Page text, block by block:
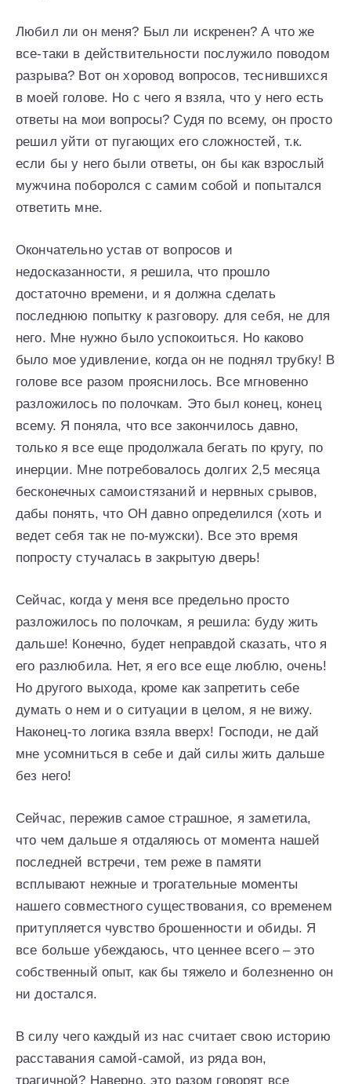
Любил ли он меня? Был ли искренен? А что же
все-таки в действительности послужило поводом
разрыва? Вот он хоровод вопросов, теснившихся
в моей голове. Но с чего я взяла, что у него есть
ответы на мои вопросы? Судя по всему, он просто
решил уйти от пугающих его сложностей, т.к.
если бы у него были ответы, он бы как взрослый
мужчина поборолся с самим собой и попытался
ответить мне.
Окончательно устав от вопросов и
недосказанности, я решила, что прошло
достаточно времени, и я должна сделать
последнюю попытку к разговору. для себя, не для
него. Мне нужно было успокоиться. Но каково
было мое удивление, когда он не поднял трубку! В
голове все разом прояснилось. Все мгновенно
разложилось по полочкам. Это был конец, конец
всему. Я поняла, что все закончилось давно,
только я все еще продолжала бегать по кругу, по
инерции. Мне потребовалось долгих 2,5 месяца
бесконечных самоистязаний и нервных срывов,
дабы понять, что ОН давно определился (хоть и
ведет себя так не по-мужски). Все это время
попросту стучалась в закрытую дверь!
Сейчас, когда у меня все предельно просто
разложилось по полочкам, я решила: буду жить
дальше! Конечно, будет неправдой сказать, что я
его разлюбила. Нет, я его все еще люблю, очень!
Но другого выхода, кроме как запретить себе
думать о нем и о ситуации в целом, я не вижу.
Наконец-то логика взяла вверх! Господи, не дай
мне усомниться в себе и дай силы жить дальше
без него!
Сейчас, пережив самое страшное, я заметила,
что чем дальше я отдаляюсь от момента нашей
последней встречи, тем реже в памяти
всплывают нежные и трогательные моменты
нашего совместного существования, со временем
притупляется чувство брошенности и обиды. Я
все больше убеждаюсь, что ценнее всего – это
собственный опыт, как бы тяжело и болезненно он
ни достался.
В силу чего каждый из нас считает свою историю
расставания самой-самой, из ряда вон,
трагичной? Наверно, это разом говорят все